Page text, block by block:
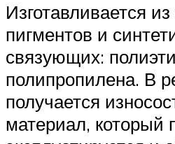
Изготавливается
пигментов и
связующих:
полипропилена. В
получается
материал, который